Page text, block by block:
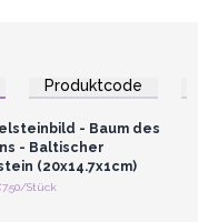
Produktcode
Registrieren für
Großhandelspreise
- Baum des
- Baltischer
(20x14.7x1cm)
Stück
Anmelden oder